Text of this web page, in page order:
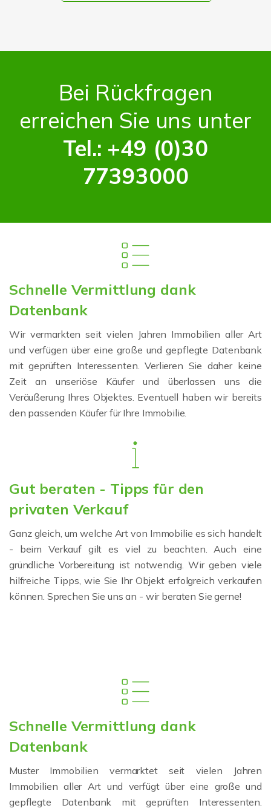
Bei Rückfragen
erreichen Sie uns unter
Tel.: +49 (0)30
77393000
Schnelle Vermittlung dank
Datenbank
Wir vermarkten seit vielen Jahren Immobilien aller Art
und verfügen über eine große und gepflegte Datenbank
mit geprüften Interessenten. Verlieren Sie daher keine
Zeit an unseriöse Käufer und überlassen uns die
Veräußerung Ihres Objektes. Eventuell haben wir bereits
den passenden Käufer für Ihre Immobilie.
Gut beraten - Tipps für den
privaten Verkauf
Ganz gleich, um welche Art von Immobilie es sich handelt
- beim Verkauf gilt es viel zu beachten. Auch eine
gründliche Vorbereitung ist notwendig. Wir geben viele
hilfreiche Tipps, wie Sie Ihr Objekt erfolgreich verkaufen
können. Sprechen Sie uns an - wir beraten Sie gerne!
Schnelle Vermittlung dank
Datenbank
Muster Immobilien vermarktet seit vielen Jahren
Immobilien aller Art und verfügt über eine große und
gepflegte Datenbank mit geprüften Interessenten.